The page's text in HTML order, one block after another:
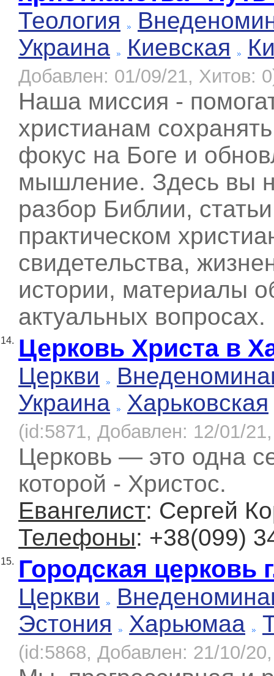
Теология
Украина
Киевская
Добавлен: 01/09/21, Хитов:
Наша миссия -
христианам
фокус на Боге и
мышление. Здесь вы
разбор Библии,
практическом
свидетельства,
истории, материалы
актуальных вопросах.
14. Церковь Христа в
Церкви
Украина
Харьковская
(id:5871, Добавлен: 12/01/
Церковь — это одна
которой - Христос.
Евангелист: Сергей
Телефоны: +38(099)
15. Городская церковь
Церкви
Эстония
Харьюмаа
(id:5868, Добавлен: 21/10/